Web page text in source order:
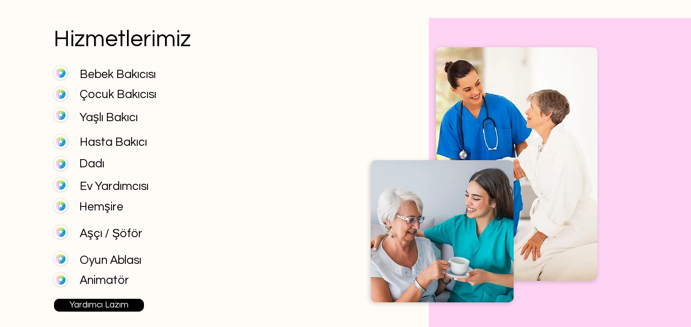
Hizmetlerimiz
Bebek Bakıcısı
Çocuk Bakıcısı
Yaşlı Bakıcı
Hasta Bakıcı
Dadı
Ev Yardımcısı
Hemşire
Aşçı / Şöför
Oyun Ablası
Animatör
Yardımcı Lazım